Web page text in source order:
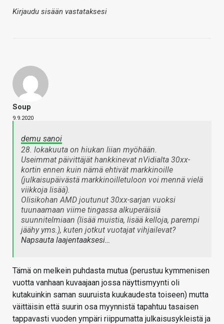
Kirjaudu sisään vastataksesi
Soup
9.9.2020
demu sanoi
28. lokakuuta on hiukan liian myöhään.
Useimmat päivittäjät hankkinevat nVidialta 30xx-
kortin ennen kuin nämä ehtivät markkinoille
(julkaisupäivästä markkinoilletuloon voi mennä vielä
viikkoja lisää).
Olisikohan AMD joutunut 30xx-sarjan vuoksi
tuunaamaan viime tingassa alkuperäisiä
suunnitelmiaan (lisää muistia, lisää kelloja, parempi
jäähy yms.), kuten jotkut vuotajat vihjailevat?
Napsauta laajentaaksesi…
Tämä on melkein puhdasta mutua (perustuu kymmenisen
vuotta vanhaan kuvaajaan jossa näyttismyynti oli
kutakuinkin saman suuruista kuukaudesta toiseen) mutta
väittäisin että suurin osa myynnistä tapahtuu tasaisen
tappavasti vuoden ympäri riippumatta julkaisusykleistä ja